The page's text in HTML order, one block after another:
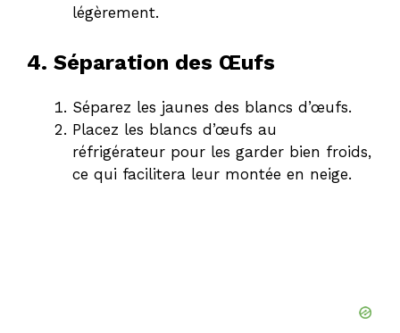
légèrement.
4. Séparation des Œufs
Séparez les jaunes des blancs d’œufs.
Placez les blancs d’œufs au
réfrigérateur pour les garder bien froids,
ce qui facilitera leur montée en neige.